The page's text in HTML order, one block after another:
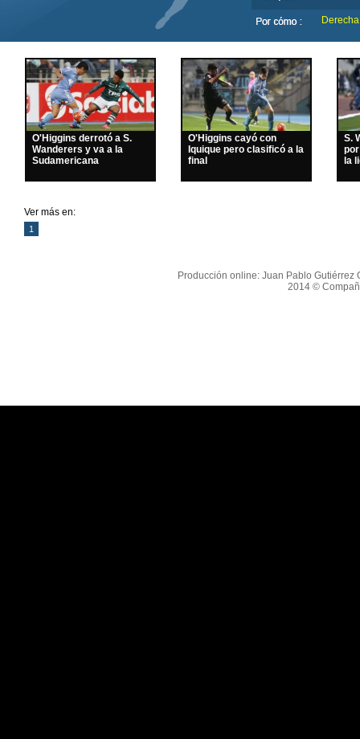
Derecha
O'Higgins derrotó a S.
Wanderers y va a la
Sudamericana
O'Higgins cayó con
Iquique pero clasificó a la
final
S.
la
Ver más en:
1
Producción online: Juan Pablo Gutiérrez
2014 ©